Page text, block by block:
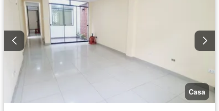
Casa